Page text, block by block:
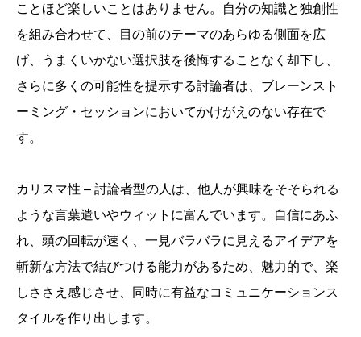
ことほど楽しいことはありません。自分の知識と独創性
を組み合わせて、目の前のテーマのあらゆる側面を広
げ、うまくいかない選択肢を後悔することなく却下し、
さらに多くの可能性を提示する討論者は、ブレーンスト
ーミング・セッションにおいてかけがえのない存在で
す。
カリスマ性 – 討論者型の人は、他人が興味をそそられる
ような言葉遣いやウィットに富んでいます。自信にあふ
れ、頭の回転が速く、一見バラバラに見えるアイデアを
斬新な方法で結びつける能力があるため、魅力的で、楽
しささえ感じさせ、同時に有益なコミュニケーションス
タイルを作り出します。